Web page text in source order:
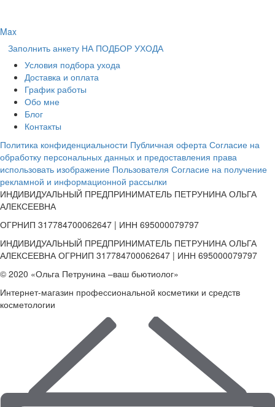
Max
Заполнить анкету НА ПОДБОР УХОДА
Условия подбора ухода
Доставка и оплата
График работы
Обо мне
Блог
Контакты
Политика конфиденциальности Публичная оферта Согласие на
обработку персональных данных и предоставления права
использовать изображение Пользователя Согласие на получение
рекламной и информационной рассылки
ИНДИВИДУАЛЬНЫЙ ПРЕДПРИНИМАТЕЛЬ ПЕТРУНИНА ОЛЬГА
АЛЕКСЕЕВНА
ОГРНИП 317784700062647 | ИНН 695000079797
ИНДИВИДУАЛЬНЫЙ ПРЕДПРИНИМАТЕЛЬ ПЕТРУНИНА ОЛЬГА
АЛЕКСЕЕВНА ОГРНИП 317784700062647 | ИНН 695000079797
© 2020 «Ольга Петрунина –ваш бьютиолог»
Интернет-магазин профессиональной косметики и средств
косметологии